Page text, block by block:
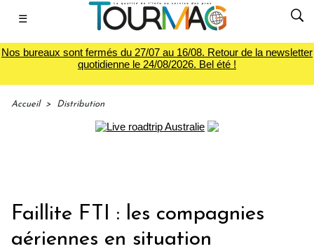
☰
Nos bureaux sont fermés du 27/07 au 16/08. Retour de la newsletter
quotidienne le 24/08/2026. Bel été !
Accueil > Distribution
Faillite FTI : les compagnies
aériennes en situation